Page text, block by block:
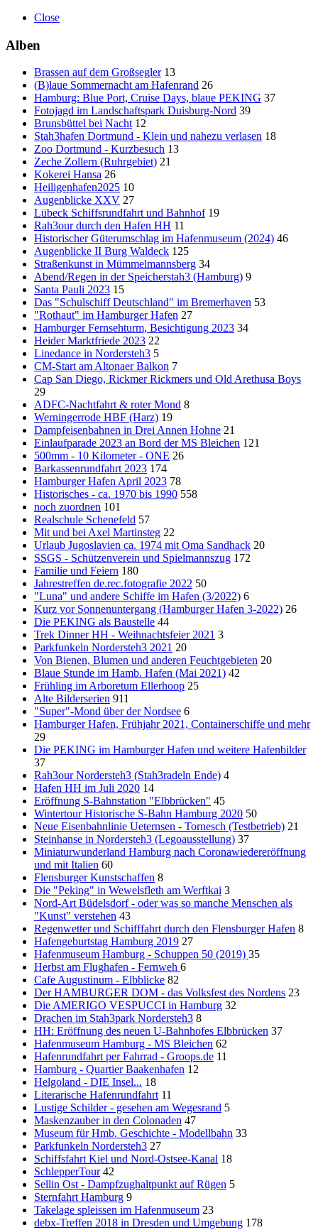
Close
Alben
Brassen auf dem Großsegler 13
(B)laue Sommernacht am Hafenrand 26
Hamburg: Blue Port, Cruise Days, blaue PEKING 37
Fotojagd im Landschaftspark Duisburg-Nord 39
Brunsbüttel bei Nacht 12
Stah3hafen Dortmund - Klein und nahezu verlasen 18
Zoo Dortmund - Kurzbesuch 13
Zeche Zollern (Ruhrgebiet) 21
Kokerei Hansa 26
Heiligenhafen2025 10
Augenblicke XXV 27
Lübeck Schiffsrundfahrt und Bahnhof 19
Rah3our durch den Hafen HH 11
Historischer Güterumschlag im Hafenmuseum (2024) 46
Augenblicke II Burg Waldeck 125
Straßenkunst in Mümmelmannsberg 34
Abend/Regen in der Speicherstah3 (Hamburg) 9
Santa Pauli 2023 15
Das "Schulschiff Deutschland" im Bremerhaven 53
"Rothaut" im Hamburger Hafen 27
Hamburger Fernsehturm, Besichtigung 2023 34
Heider Marktfriede 2023 22
Linedance in Nordersteh3 5
CM-Start am Altonaer Balkon 7
Cap San Diego, Rickmer Rickmers und Old Arethusa Boys
29
ADFC-Nachtfahrt & roter Mond 8
Werningerrode HBF (Harz) 19
Dampfeisenbahnen in Drei Annen Hohne 21
Einlaufparade 2023 an Bord der MS Bleichen 121
500mm - 10 Kilometer - ONE 26
Barkassenrundfahrt 2023 174
Hamburger Hafen April 2023 78
Historisches - ca. 1970 bis 1990 558
noch zuordnen 101
Realschule Schenefeld 57
Mit und bei Axel Martinsteg 22
Urlaub Jugoslavien ca. 1974 mit Oma Sandhack 20
SSGS - Schützenverein und Spielmannszug 172
Familie und Feiern 180
Jahrestreffen de.rec.fotografie 2022 50
"Luna" und andere Schiffe im Hafen (3/2022) 6
Kurz vor Sonnenuntergang (Hamburger Hafen 3-2022) 26
Die PEKING als Baustelle 44
Trek Dinner HH - Weihnachtsfeier 2021 3
Parkfunkeln Nordersteh3 2021 20
Von Bienen, Blumen und anderen Feuchtgebieten 20
Blaue Stunde im Hamb. Hafen (Mai 2021) 42
Frühling im Arboretum Ellerhoop 25
Alte Bilderserien 911
"Super"-Mond über der Nordsee 6
Hamburger Hafen, Frühjahr 2021, Containerschiffe und mehr
29
Die PEKING im Hamburger Hafen und weitere Hafenbilder
37
Rah3our Nordersteh3 (Stah3radeln Ende) 4
Hafen HH im Juli 2020 14
Eröffnung S-Bahnstation "Elbbrücken" 45
Wintertour Historische S-Bahn Hamburg 2020 50
Neue Eisenbahnlinie Ueternsen - Tornesch (Testbetrieb) 21
Steinhanse in Nordersteh3 (Legoausstellung) 37
Miniaturwunderland Hamburg nach Coronawiedereröffnung
und mit Italien 60
Flensburger Kunstschaffen 8
Die "Peking" in Wewelsfleth am Werftkai 3
Nord-Art Büdelsdorf - oder was so manche Menschen als
"Kunst" verstehen 43
Regenwetter und Schifffahrt durch den Flensburger Hafen 8
Hafengeburtstag Hamburg 2019 27
Hafenmuseum Hamburg - Schuppen 50 (2019) 35
Herbst am Flughafen - Fernweh 6
Cafe Augustinum - Elbblicke 82
Der HAMBURGER DOM - das Volksfest des Nordens 23
Die AMERIGO VESPUCCI in Hamburg 32
Drachen im Stah3park Nordersteh3 8
HH: Eröffnung des neuen U-Bahnhofes Elbbrücken 37
Hafenmuseum Hamburg - MS Bleichen 62
Hafenrundfahrt per Fahrrad - Groops.de 11
Hamburg - Quartier Baakenhafen 12
Helgoland - DIE Insel... 18
Literarische Hafenrundfahrt 11
Lustige Schilder - gesehen am Wegesrand 5
Maskenzauber in den Colonaden 47
Museum für Hmb. Geschichte - Modellbahn 33
Parkfunkeln Nordersteh3 27
Schiffsfahrt Kiel und Nord-Ostsee-Kanal 18
SchlepperTour 42
Sellin Ost - Dampfzughaltpunkt auf Rügen 5
Sternfahrt Hamburg 9
Takelage spleissen im Hafenmuseum 23
debx-Treffen 2018 in Dresden und Umgebung 178